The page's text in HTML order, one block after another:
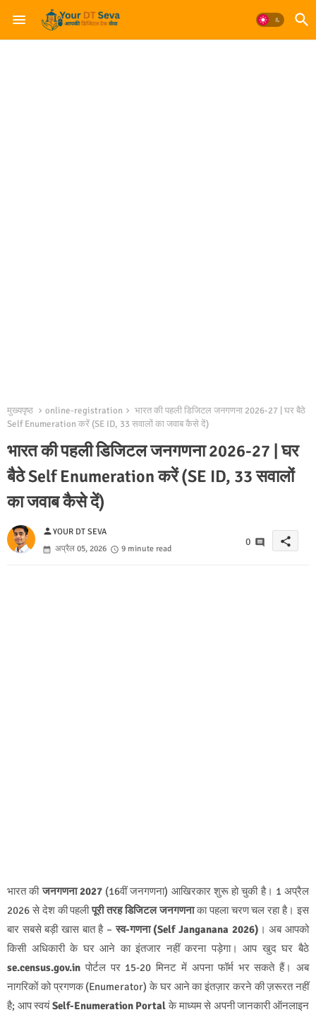
मुख्यपृष्ठ online-registration
भारत की पहली डिजिटल जनगणना 2026-27 | घर बैठे
Self Enumeration करें (SE ID, 33 सवालों का जवाब कैसे दें)
भारत की पहली डिजिटल जनगणना 2026-27 | घर
बैठे Self Enumeration करें (SE ID, 33 सवालों
का जवाब कैसे दें)
personYOUR DT SEVA
अप्रैल 05, 2026
9 minute read
0 share
भारत कीजनगणना 2027(16वीं जनगणना) आखिरकार शुरू हो चुकी है। 1 अप्रैल
2026 से देश की पहलीपूरी तरह डिजिटल जनगणनाका पहला चरण चल रहा है। इस
बार सबसे बड़ी खास बात है –स्व-गणना (Self Janganana 2026) । अब आपको
किसी अधिकारी के घर आने का इंतजार नहीं करना पड़ेगा। आप खुद घर बैठे
se.census.gov.in पोर्टल पर 15-20 मिनट में अपना फॉर्म भर सकते हैं। अब
नागरिकों को प्रगणक (Enumerator) के घर आने का इंतज़ार करने की ज़रूरत नहीं
है; आप स्वयंSelf-Enumeration Portalके माध्यम से अपनी जानकारी ऑनलाइन